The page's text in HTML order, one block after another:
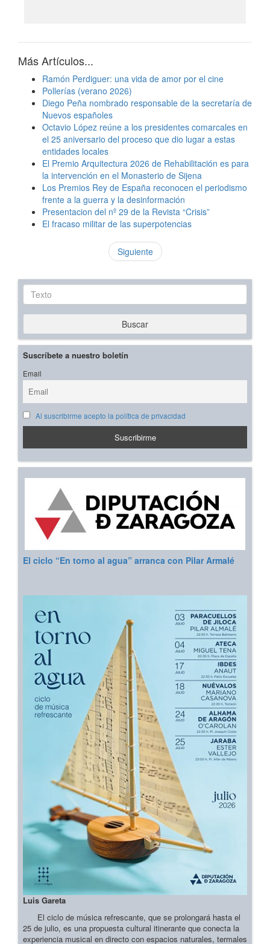
Más Artículos...
Ramón Perdiguer: una vida de amor por el cine
Pollerías (verano 2026)
Diego Peña nombrado responsable de la secretaría de
Nuevos españoles
Octavio López reúne a los presidentes comarcales en
el 25 aniversario del proceso que dio lugar a estas
entidades locales
El Premio Arquitectura 2026 de Rehabilitación es para
la intervención en el Monasterio de Sijena
Los Premios Rey de España reconocen el periodismo
frente a la guerra y la desinformación
Presentacion del nº 29 de la Revista “Crisis”
El fracaso militar de las superpotencias
Siguiente
Texto
Buscar
Suscríbete a nuestro boletín
Email
Al suscribirme acepto la política de privacidad
El ciclo “En torno al agua” arranca con Pilar Armalé
Luis Gareta
El ciclo de música refrescante, que se prolongará hasta el
25 de julio, es una propuesta cultural itinerante que conecta la
experiencia musical en directo con espacios naturales, termales